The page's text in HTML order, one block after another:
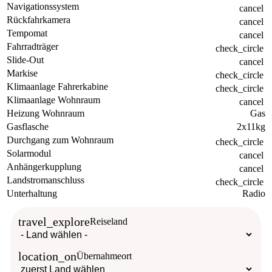
Navigationssystem
cancel
Rückfahrkamera
cancel
Tempomat
cancel
Fahrradträger
check_circle
Slide-Out
cancel
Markise
check_circle
Klimaanlage Fahrerkabine
check_circle
Klimaanlage Wohnraum
cancel
Heizung Wohnraum
Gas
Gasflasche
2x11kg
Durchgang zum Wohnraum
check_circle
Solarmodul
cancel
Anhängerkupplung
cancel
Landstromanschluss
check_circle
Unterhaltung
Radio
travel_exploreReiseland
location_onÜbernahmeort